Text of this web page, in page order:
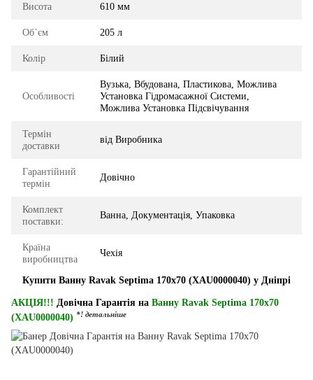
Висота 610 мм
Об`єм 205 л
Колір Білий
Особливості
Вузька, Вбудована, Пластикова, Можлива
Установка Гідромасажної Системи,
Можлива Установка Підсвічування
Термін
доставки
від Виробника
Гарантійний
термін
Довічно
Комплект
поставки:
Ванна, Документація, Упаковка
Країна
виробництва
Чехія
Купити Ванну Ravak Septima 170x70 (XAU0000040) у Дніпрі
АКЦІЯ!!! Довічна Гарантія на Ванну Ravak Septima 170x70
(XAU0000040) *! детальніше